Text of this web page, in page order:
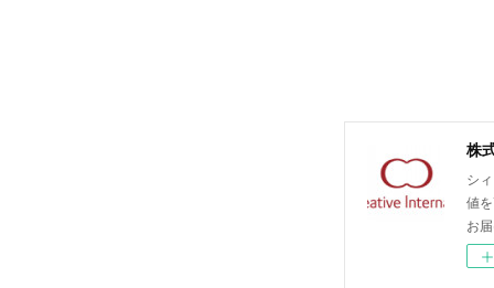
シ
値
お